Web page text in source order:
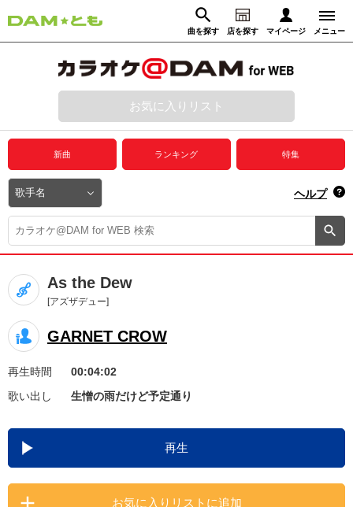
曲を探す 店を探す マイページ メニュー
動画からさがす 録音からさがす
ログイン
プレミアムサービス
DAM★とも動画
DAM★とも録音
カラオケ＠DAM
ユーザー検索
キャンペーン
お知らせ よくあるご質問
DAMの新曲・ランキングなど
カラオケ最新情報をチェック！
お気に入りリスト
新曲 ランキング 特集
ヘルプ
As the Dew
[アズザデュー]
GARNET CROW
再生時間
00:04:02
歌い出し
生憎の雨だけど予定通り
再生
お気に入りリストに追加